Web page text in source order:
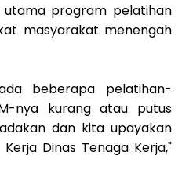
utama program pelatihan
masyarakat menengah
beberapa pelatihan-
nya kurang atau putus
dan kita upayakan
Dinas Tenaga Kerja,"